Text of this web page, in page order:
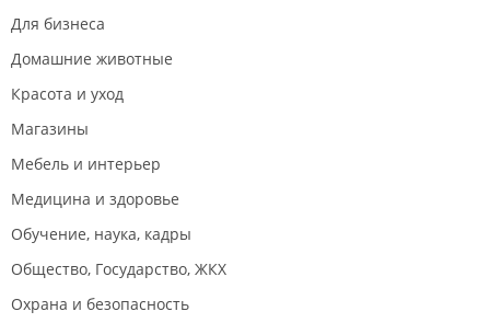
Для бизнеса
Домашние животные
Красота и уход
Магазины
Мебель и интерьер
Медицина и здоровье
Обучение, наука, кадры
Общество, Государство, ЖКХ
Охрана и безопасность